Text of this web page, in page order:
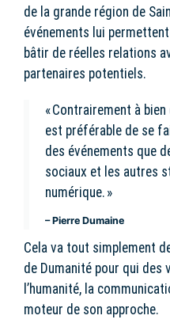
de la grande région de
événements lui
bâtir de réelles relations
partenaires potentiels.
« Contrairement à bien
est préférable de se
des événements que
sociaux et les autres
numérique. »
– Pierre Dumaine
Cela va tout simplement
de Dumanité pour qui des
l’humanité, la
moteur de son approche.